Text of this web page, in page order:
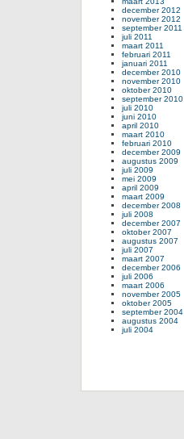
december 2012
november 2012
september 2011
juli 2011
maart 2011
februari 2011
januari 2011
december 2010
november 2010
oktober 2010
september 2010
juli 2010
juni 2010
april 2010
maart 2010
februari 2010
december 2009
augustus 2009
juli 2009
mei 2009
april 2009
maart 2009
december 2008
juli 2008
december 2007
oktober 2007
augustus 2007
juli 2007
maart 2007
december 2006
juli 2006
maart 2006
november 2005
oktober 2005
september 2004
augustus 2004
juli 2004